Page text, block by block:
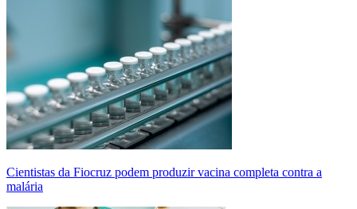
Cientistas da Fiocruz podem produzir vacina completa contra a
malária